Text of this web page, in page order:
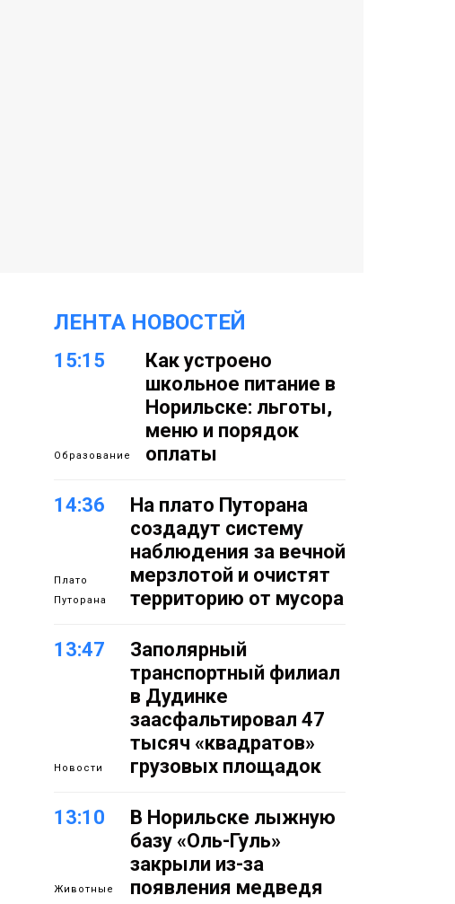
ЛЕНТА НОВОСТЕЙ
15:15
Образование
Как устроено
школьное питание в
Норильске: льготы,
меню и порядок
оплаты
14:36
Плато
Путорана
На плато Путорана
создадут систему
наблюдения за вечной
мерзлотой и очистят
территорию от мусора
13:47
Новости
Заполярный
транспортный филиал
в Дудинке
заасфальтировал 47
тысяч «квадратов»
грузовых площадок
13:10
Животные
В Норильске лыжную
базу «Оль-Гуль»
закрыли из-за
появления медведя